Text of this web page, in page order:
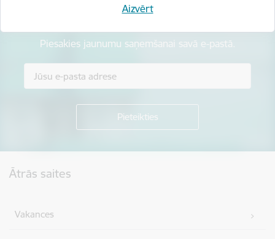
Aizvērt
Esi pirmais, kurš uzzina!
Piesakies jaunumu saņemšanai savā e-pastā.
Ātrās saites
Vakances